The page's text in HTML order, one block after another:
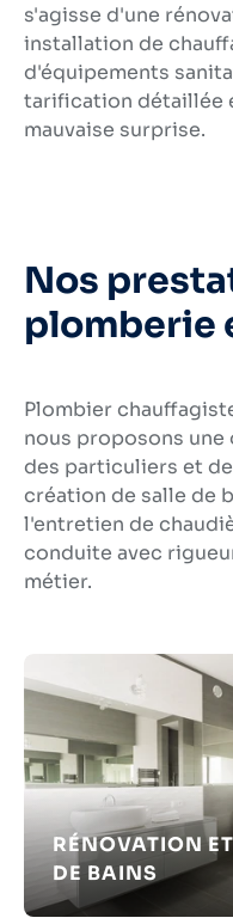
s'agisse d'une
installation de
d'équipements
tarification détaillée
mauvaise surprise.
Nos
plomberie
Plombier
nous proposons
des particuliers et
création de salle de
l'entretien de
conduite avec
métier.
RÉNOVATION
DE BAINS